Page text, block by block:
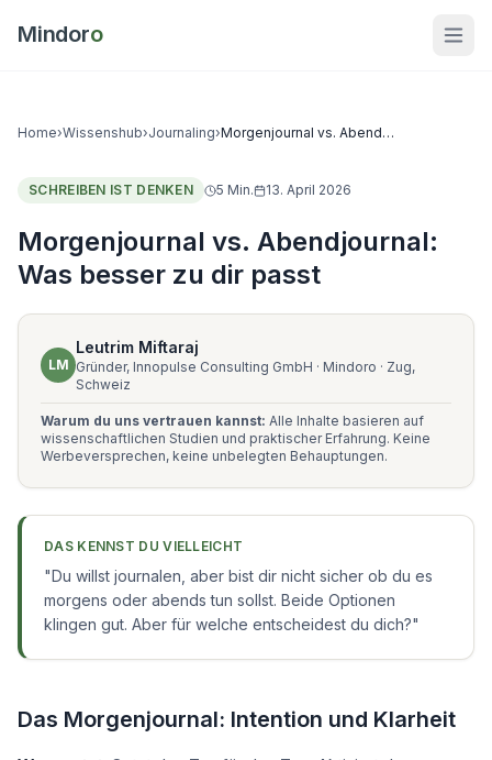
Mindoro
Home›Wissenshub›Journaling› Morgenjournal vs. Abendjournal
SCHREIBEN IST DENKEN 5 Min. 13. April 2026
Morgenjournal vs. Abendjournal:
Was besser zu dir passt
LM
Leutrim Miftaraj
Gründer, Innopulse Consulting GmbH · Mindoro · Zug,
Schweiz
Warum du uns vertrauen kannst: Alle Inhalte basieren auf
wissenschaftlichen Studien und praktischer Erfahrung. Keine
Werbeversprechen, keine unbelegten Behauptungen.
DAS KENNST DU VIELLEICHT
"Du willst journalen, aber bist dir nicht sicher ob du es
morgens oder abends tun sollst. Beide Optionen
klingen gut. Aber für welche entscheidest du dich?"
Das Morgenjournal: Intention und Klarheit